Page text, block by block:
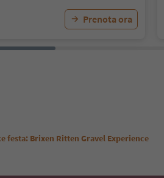
Prenota ora
festa: Brixen Ritten Gravel Experience